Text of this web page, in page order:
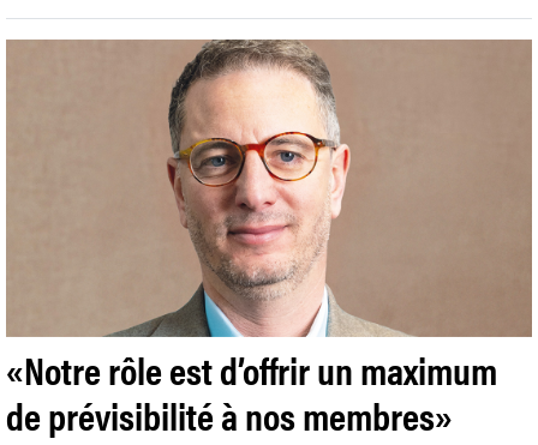
«Notre rôle est d’offrir un maximum
de prévisibilité à nos membres»